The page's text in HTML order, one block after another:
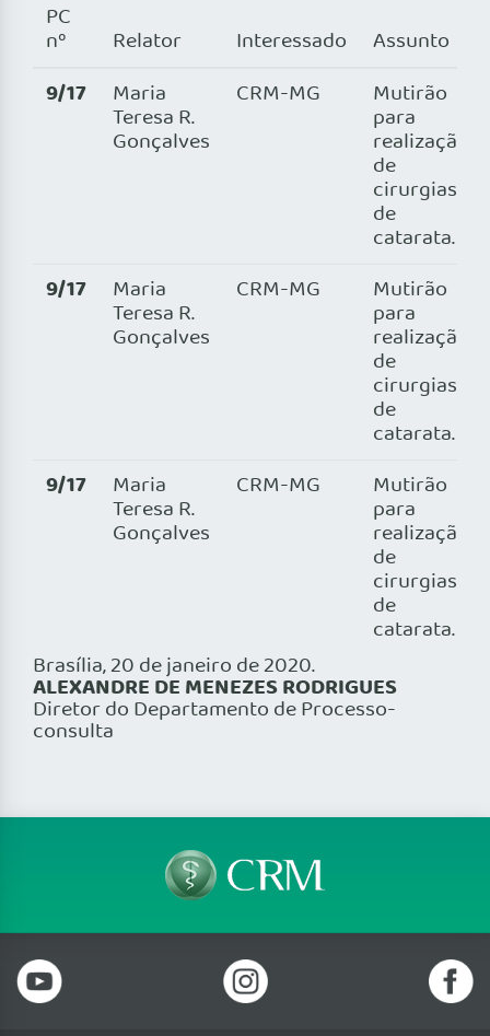
PC
nº Relator Interessado Assunto
9/17 Maria
Teresa R.
Gonçalves
CRM-MG Mutirão
para
realização
de
cirurgias
de
catarata.
9/17 Maria
Teresa R.
Gonçalves
CRM-MG Mutirão
para
realização
de
cirurgias
de
catarata.
9/17 Maria
Teresa R.
Gonçalves
CRM-MG Mutirão
para
realização
de
cirurgias
de
catarata.
Brasília, 20 de janeiro de 2020.
ALEXANDRE DE MENEZES RODRIGUES
Diretor do Departamento de Processo-
consulta